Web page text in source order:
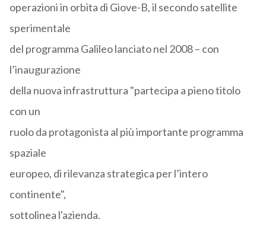
operazioni in orbita di Giove-B, il secondo satellite
sperimentale
del programma Galileo lanciato nel 2008 – con
l’inaugurazione
della nuova infrastruttura "partecipa a pieno titolo
con un
ruolo da protagonista al più importante programma
spaziale
europeo, di rilevanza strategica per l’intero
continente",
sottolinea l'azienda.